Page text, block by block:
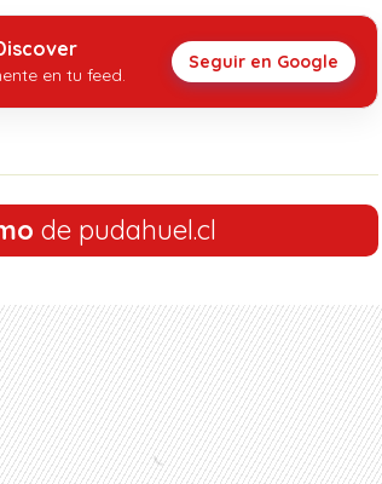
en tu feed.
Seguir en Google
de pudahuel.cl